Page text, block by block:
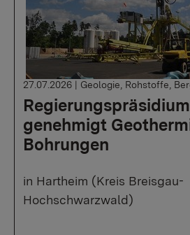
genehmigt
Bohrungen
27.07.2026 | Geologie, Rohstoffe,
in Hartheim (Kreis Breisgau-
Hochschwarzwald)